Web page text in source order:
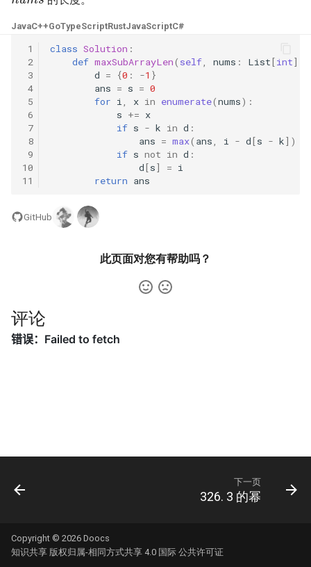
29. 顺时针打印矩阵
31. 栈的压入、弹出序列
32.1. 从上到下打印二叉树
32.2. 从上到下打印二叉树 II
32.3. 从上到下打印二叉树 III
33. 二叉搜索树的后序遍历序
34. 二叉树中和为某一值的路
35. 复杂链表的复制
36. 二叉搜索树与双向链表
40. 最小的 k 个数
41. 数据流中的中位数
24. 反转链表
26. 重排链表
27. 回文链表
28. 展平多级双向链表
29. 排序的循环链表
30. 插入、删除和随机访问都
是 O(1) 的容器
31. 最近最少使用缓存
33. 变位词组
38. 每日温度
39. 直方图最大矩形面积
4.5. 合法二叉搜索树
4.6. 后继者
4.8. 首个共同祖先
4.9. 二叉搜索树序列
4.10. 检查子树
5.2. 二进制数转字符串
5.4. 下一个数
8.3. 魔术索引
JavaC++GoTypeScriptRustJavaScriptC#
1
2
3
4
5
6
7
8
9
10
11
class Solution :
def maxSubArrayLen( self, nums : List[int],
d = {0 : -1 }
ans = s = 0
for i, x in enumerate(nums):
s += x
if s - k in d :
ans = max( ans, i - d[s - k])
if s not in d :
d[s] = i
return ans
GitHub
此页面对您有帮助吗？
评论
下一页
326. 3 的幂
Copyright © 2026 Doocs
知识共享 版权归属-相同方式共享 4.0 国际 公共许可证